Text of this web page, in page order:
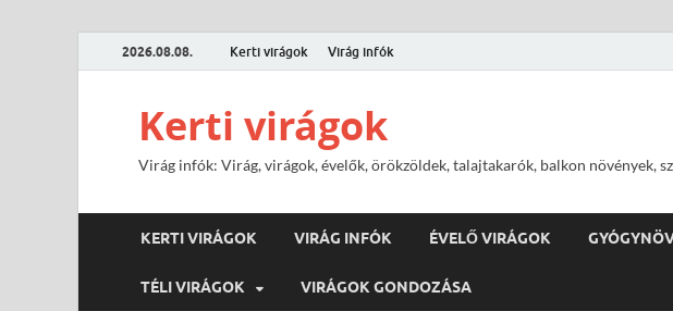
2026.08.08. Kerti virágok Virág infók
Kerti virágok
Virág infók: Virág, virágok, évelők, örökzöldek, talajtakarók, balkon növények,
KERTI VIRÁGOK VIRÁG INFÓK ÉVELŐ VIRÁGOK
TÉLI VIRÁGOK VIRÁGOK GONDOZÁSA